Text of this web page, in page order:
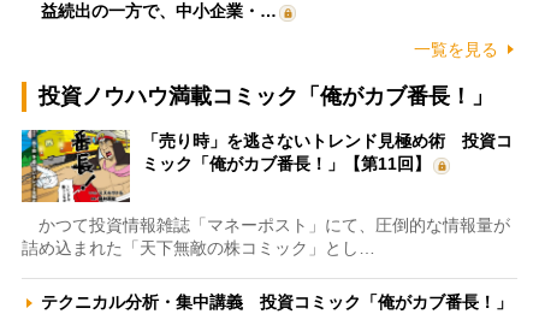
益続出の一方で、中小企業・…
一覧を見る
投資ノウハウ満載コミック「俺がカブ番長！」
「売り時」を逃さないトレンド見極め術 投資コ
ミック「俺がカブ番長！」【第11回】
かつて投資情報雑誌「マネーポスト」にて、圧倒的な情報量が
詰め込まれた「天下無敵の株コミック」とし…
テクニカル分析・集中講義 投資コミック「俺がカブ番長！」